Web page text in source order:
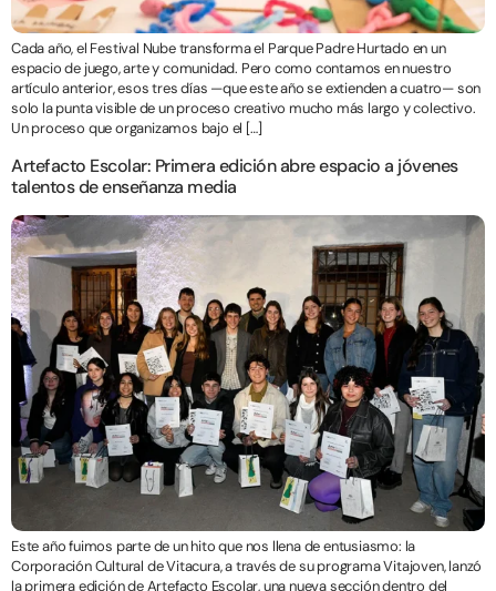
Cada año, el Festival Nube transforma el Parque Padre Hurtado en un
espacio de juego, arte y comunidad. Pero como contamos en nuestro
artículo anterior, esos tres días —que este año se extienden a cuatro— son
solo la punta visible de un proceso creativo mucho más largo y colectivo.
Un proceso que organizamos bajo el […]
Artefacto Escolar: Primera edición abre espacio a jóvenes
talentos de enseñanza media
Este año fuimos parte de un hito que nos llena de entusiasmo: la
Corporación Cultural de Vitacura, a través de su programa Vitajoven, lanzó
la primera edición de Artefacto Escolar, una nueva sección dentro del